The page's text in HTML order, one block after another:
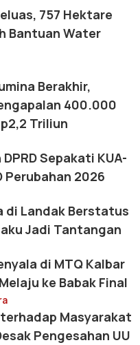
757 Hektare
Bantuan Water
Berakhir,
400.000
Triliun
Sepakati KUA-
Perubahan 2026
di Landak Berstatus
Jadi Tantangan
di MTQ Kalbar
ke Babak Final
Masyarakat
Pengesahan UU